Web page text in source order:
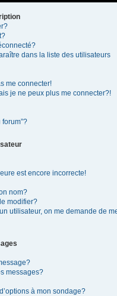
dans la liste des utilisateurs
me connecter!
je ne peux plus me connecter?!
est encore incorrecte!
nom?
modifier?
utilisateur, on me demande de
messages?
à mon sondage?